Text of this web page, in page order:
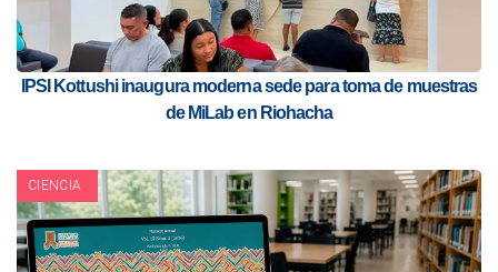
IPSI Kottushi inaugura moderna sede para toma de muestras
de MiLab en Riohacha
CIENCIA